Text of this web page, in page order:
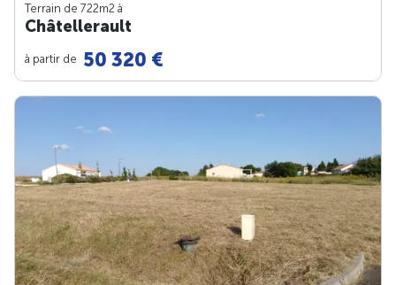
Terrain de 722m2 à
Châtellerault
à partir de 50 320 €